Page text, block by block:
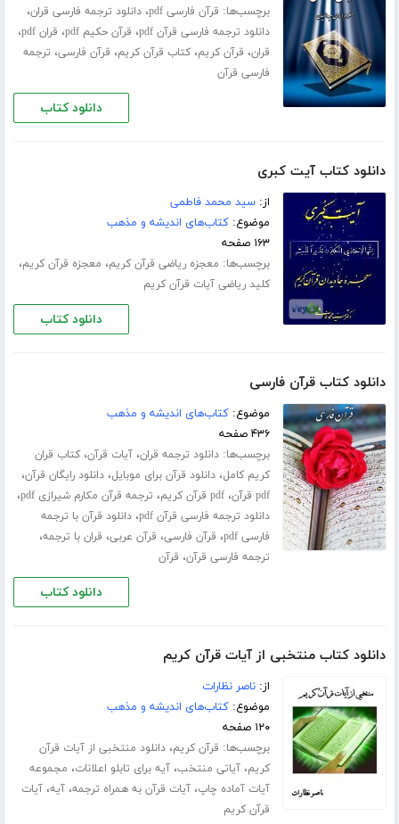
برچسب‌ها: قرآن فارسی pdf ،دانلود ترجمه فارسی قران،
دانلود ترجمه فارسی قرآن pdf ، قرآن حکیم pdf ، قران pdf ،
قران، قرآن کریم،کتاب قرآن کریم، قرآن فارسی، ترجمه
فارسی قرآن
دانلود کتاب
دانلود کتاب آیت کبری
از:سید محمد فاطمی
موضوع:کتاب‌های اندیشه و مذهب
۱۶۳ صفحه
برچسب‌ها: معجزه ریاضی قرآن کریم، معجزه قرآن کریم،
کلید ریاضی آیات قرآن کریم
دانلود کتاب
دانلود کتاب قرآن فارسی
موضوع:کتاب‌های اندیشه و مذهب
۴۳۶ صفحه
برچسب‌ها:دانلود ترجمه قران،آیات قرآن،کتاب قران
کریم کامل،دانلود قرآن برای موبایل،دانلود رایگان قرآن،
pdf قرآن ،pdf قرآن کریم ، ترجمه قرآن مکارم شیرازی pdf ،
دانلود ترجمه فارسی قرآن pdf ،دانلود قرآن با ترجمه
فارسی pdf
، قرآن فارسی، قرآن عربی، قران با ترجمه،
ترجمه فارسی قرآن، قرآن
دانلود کتاب
دانلود کتاب منتخبی از آیات قرآن کریم
از:ناصر نظارات
موضوع:کتاب‌های اندیشه و مذهب
۱۲۰ صفحه
برچسب‌ها: قرآن کریم،دانلود منتخبی از آیات قرآن
کریم،آیاتی منتخب،آیه برای تابلو اعلانات، مجموعه
آیات آماده چاپ،آیات قرآن به همراه ترجمه،آیه،آیات
قرآن کریم